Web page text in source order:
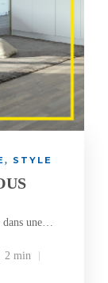
, STYLE
dans une…
2 min